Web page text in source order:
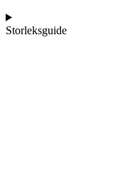
Storleksguide